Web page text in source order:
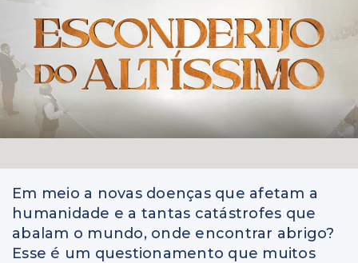
Em meio a novas doenças que afetam a
humanidade e a tantas catástrofes que
abalam o mundo, onde encontrar abrigo?
Esse é um questionamento que muitos